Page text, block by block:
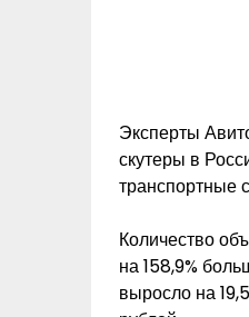
Эксперты
скутеры в
транспортные
Количество
на 158,9%
выросло на